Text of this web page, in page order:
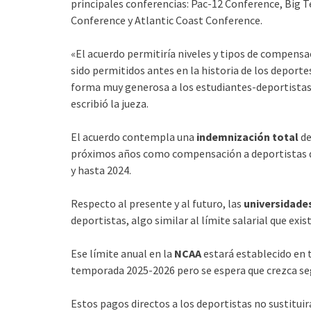
principales conferencias: Pac-12 Conference, Big
Conference y Atlantic Coast Conference.
«El acuerdo permitiría niveles y tipos de
sido permitidos antes en la historia de los
forma muy generosa a los estudiantes-
escribió la jueza.
El acuerdo contempla una indemnización total
próximos años como compensación a
y hasta 2024.
Respecto al presente y al futuro, las
deportistas, algo similar al límite salarial que
Ese límite anual en la NCAAestará establecido en
temporada 2025-2026 pero se espera que crezca
Estos pagos directos a los deportistas no